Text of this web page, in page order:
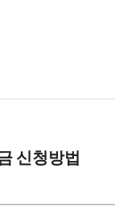
신청방법